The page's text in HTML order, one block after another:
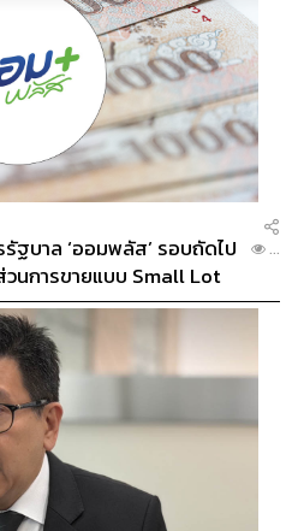
ฐบาล ‘ออมพลัส’ รอบถัดไป
นการขายแบบ Small Lot
...